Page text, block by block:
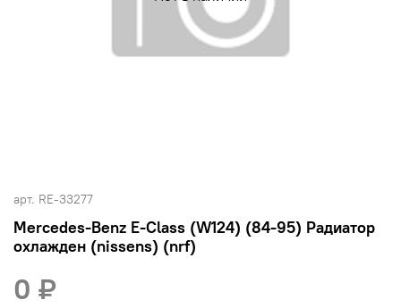
арт. RE-33277
Mercedes-Benz E-Class (W124) (84-95) Радиатор
охлажден (nissens) (nrf)
0 ₽